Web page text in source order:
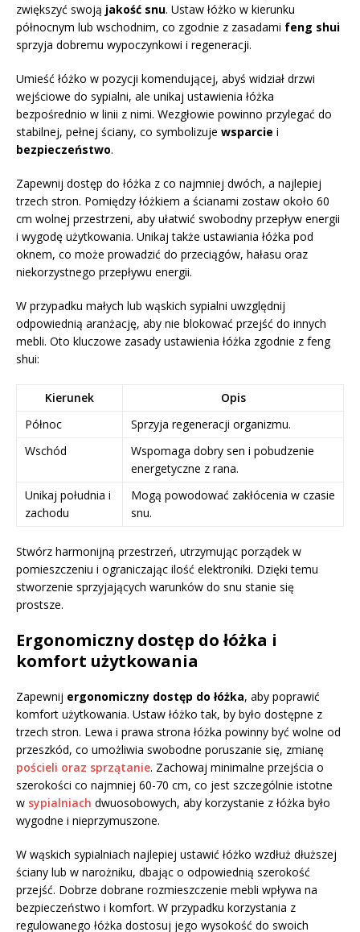
zwiększyć swoją jakość snu. Ustaw łóżko w kierunku
północnym lub wschodnim, co zgodnie z zasadami feng shui
sprzyja dobremu wypoczynkowi i regeneracji.
Umieść łóżko w pozycji komendującej, abyś widział drzwi
wejściowe do sypialni, ale unikaj ustawienia łóżka
bezpośrednio w linii z nimi. Wezgłowie powinno przylegać do
stabilnej, pełnej ściany, co symbolizuje wsparcie i
bezpieczeństwo.
Zapewnij dostęp do łóżka z co najmniej dwóch, a najlepiej
trzech stron. Pomiędzy łóżkiem a ścianami zostaw około 60
cm wolnej przestrzeni, aby ułatwić swobodny przepływ energii
i wygodę użytkowania. Unikaj także ustawiania łóżka pod
oknem, co może prowadzić do przeciągów, hałasu oraz
niekorzystnego przepływu energii.
W przypadku małych lub wąskich sypialni uwzględnij
odpowiednią aranżację, aby nie blokować przejść do innych
mebli. Oto kluczowe zasady ustawienia łóżka zgodnie z feng
shui:
Kierunek
Opis
Północ
Sprzyja regeneracji organizmu.
Wschód
Wspomaga dobry sen i pobudzenie
energetyczne z rana.
Unikaj południa i
zachodu
Mogą powodować zakłócenia w czasie
snu.
Stwórz harmonijną przestrzeń, utrzymując porządek w
pomieszczeniu i ograniczając ilość elektroniki. Dzięki temu
stworzenie sprzyjających warunków do snu stanie się
prostsze.
Ergonomiczny dostęp do łóżka i
komfort użytkowania
Zapewnij ergonomiczny dostęp do łóżka, aby poprawić
komfort użytkowania. Ustaw łóżko tak, by było dostępne z
trzech stron. Lewa i prawa strona łóżka powinny być wolne od
przeszkód, co umożliwia swobodne poruszanie się, zmianę
pościeli oraz sprzątanie. Zachowaj minimalne przejścia o
szerokości co najmniej 60-70 cm, co jest szczególnie istotne
w sypialniach dwuosobowych, aby korzystanie z łóżka było
wygodne i nieprzymuszone.
W wąskich sypialniach najlepiej ustawić łóżko wzdłuż dłuższej
ściany lub w narożniku, dbając o odpowiednią szerokość
przejść. Dobrze dobrane rozmieszczenie mebli wpływa na
bezpieczeństwo i komfort. W przypadku korzystania z
regulowanego łóżka dostosuj jego wysokość do swoich